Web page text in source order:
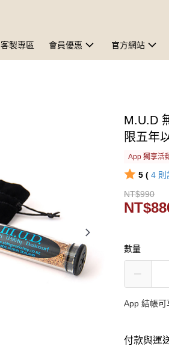
客製專區 會員優惠 官方網站
M.U.D
限五年
App 獨享活
5 ( 4 則
NT$990
數量
App 結帳可
付款與運